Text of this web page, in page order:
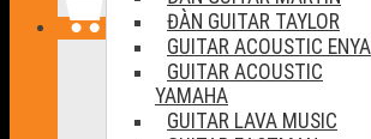
ĐÀN GUITAR TAYLOR
GUITAR ACOUSTIC ENYA
GUITAR ACOUSTIC
YAMAHA
GUITAR LAVA MUSIC